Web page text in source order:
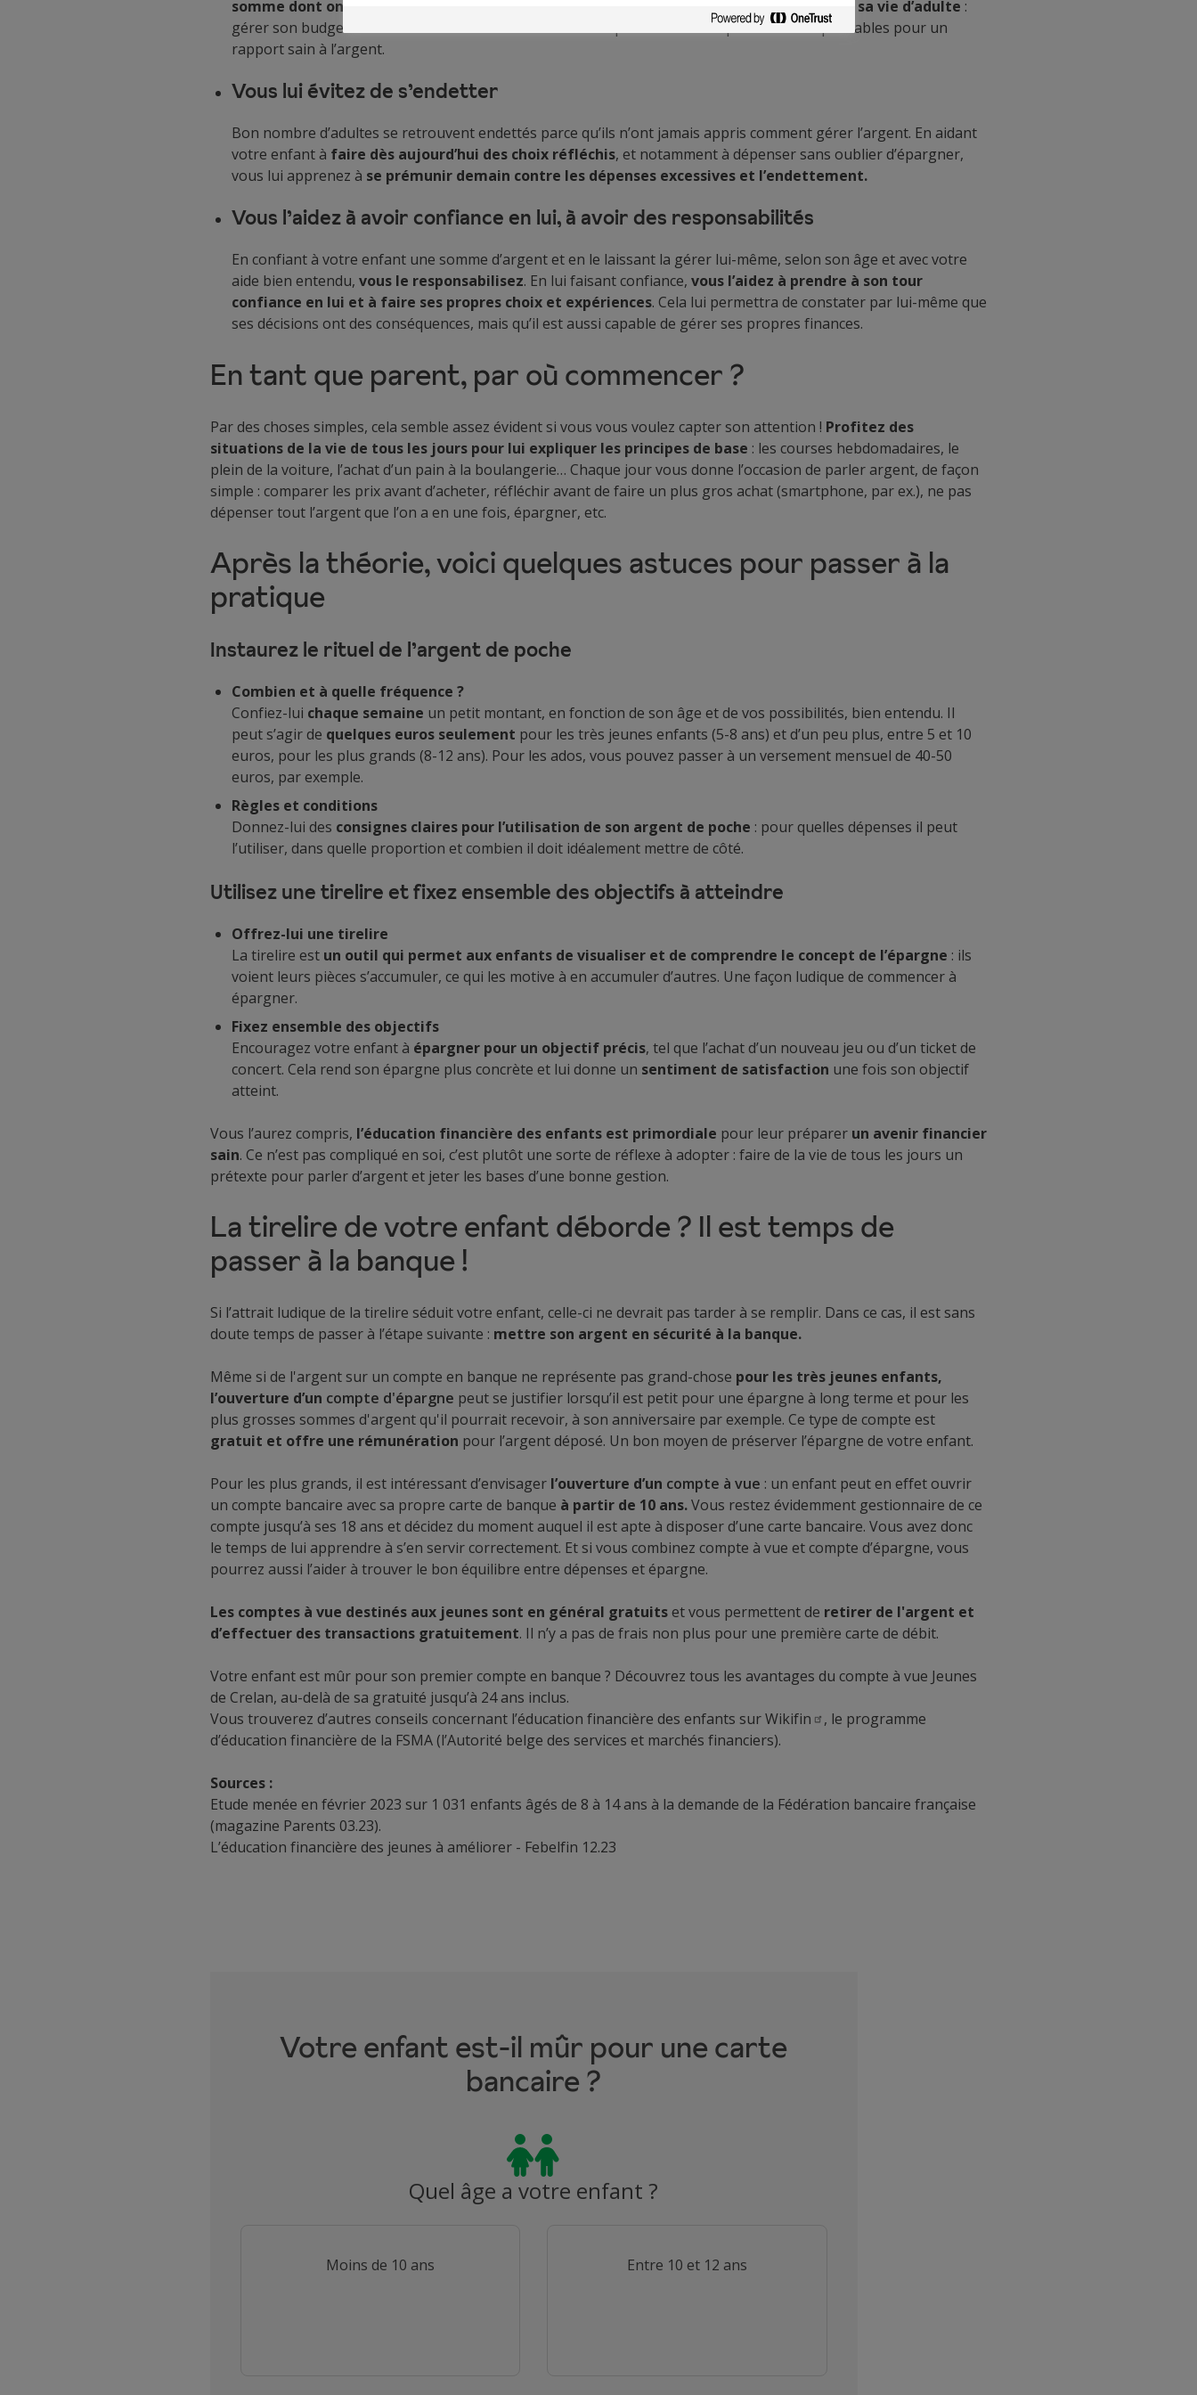
somme dont on dispose
permet de le préparer aux responsabilités qu’il aura dans sa vie d’adulte :
gérer son budget en fonction de ses revenus et de ses dépenses. Des compétences indispensables pour un
rapport sain à l’argent.
Vous lui évitez de s’endetter
Bon nombre d’adultes se retrouvent endettés parce qu’ils n’ont jamais appris comment gérer l’argent. En aidant
votre enfant à faire dès aujourd’hui des choix réfléchis, et notamment à dépenser sans oublier d’épargner,
vous lui apprenez à se prémunir demain contre les dépenses excessives et l’endettement.
Vous l’aidez à avoir confiance en lui, à avoir des responsabilités
En confiant à votre enfant une somme d’argent et en le laissant la gérer lui-même, selon son âge et avec votre
aide bien entendu, vous le responsabilisez. En lui faisant confiance, vous l’aidez à prendre à son tour
confiance en lui et à faire ses propres choix et expériences. Cela lui permettra de constater par lui-même que
ses décisions ont des conséquences, mais qu’il est aussi capable de gérer ses propres finances.
En tant que parent, par où commencer ?
Par des choses simples, cela semble assez évident si vous vous voulez capter son attention ! Profitez des
situations de la vie de tous les jours pour lui expliquer les principes de base : les courses hebdomadaires, le
plein de la voiture, l’achat d’un pain à la boulangerie… Chaque jour vous donne l’occasion de parler argent, de façon
simple : comparer les prix avant d’acheter, réfléchir avant de faire un plus gros achat (smartphone, par ex.), ne pas
dépenser tout l’argent que l’on a en une fois, épargner, etc.
Après la théorie, voici quelques astuces pour passer à la
pratique
Instaurez le rituel de l’argent de poche
Combien et à quelle fréquence ?
Confiez-lui chaque semaine un petit montant, en fonction de son âge et de vos possibilités, bien entendu. Il
peut s’agir de quelques euros seulement pour les très jeunes enfants (5-8 ans) et d’un peu plus, entre 5 et 10
euros, pour les plus grands (8-12 ans). Pour les ados, vous pouvez passer à un versement mensuel de 40-50
euros, par exemple.
Règles et conditions
Donnez-lui des consignes claires pour l’utilisation de son argent de poche : pour quelles dépenses il peut
l’utiliser, dans quelle proportion et combien il doit idéalement mettre de côté.
Utilisez une tirelire et fixez ensemble des objectifs à atteindre
Offrez-lui une tirelire
La tirelire est un outil qui permet aux enfants de visualiser et de comprendre le concept de l’épargne : ils
voient leurs pièces s’accumuler, ce qui les motive à en accumuler d’autres. Une façon ludique de commencer à
épargner.
Fixez ensemble des objectifs
Encouragez votre enfant à épargner pour un objectif précis, tel que l’achat d’un nouveau jeu ou d’un ticket de
concert. Cela rend son épargne plus concrète et lui donne un sentiment de satisfaction une fois son objectif
atteint.
Vous l’aurez compris, l’éducation financière des enfants est primordiale pour leur préparer un avenir financier
sain. Ce n’est pas compliqué en soi, c’est plutôt une sorte de réflexe à adopter : faire de la vie de tous les jours un
prétexte pour parler d’argent et jeter les bases d’une bonne gestion.
La tirelire de votre enfant déborde ? Il est temps de
passer à la banque !
Si l’attrait ludique de la tirelire séduit votre enfant, celle-ci ne devrait pas tarder à se remplir. Dans ce cas, il est sans
doute temps de passer à l’étape suivante : mettre son argent en sécurité à la banque.
Même si de l'argent sur un compte en banque ne représente pas grand-chose pour les très jeunes enfants,
l’ouverture d’un compte d'épargne peut se justifier lorsqu’il est petit pour une épargne à long terme et pour les
plus grosses sommes d'argent qu'il pourrait recevoir, à son anniversaire par exemple. Ce type de compte est
gratuit et offre une rémunération pour l’argent déposé. Un bon moyen de préserver l’épargne de votre enfant.
Pour les plus grands, il est intéressant d’envisager l’ouverture d’un compte à vue : un enfant peut en effet ouvrir
un compte bancaire avec sa propre carte de banque à partir de 10 ans.Vous restez évidemment gestionnaire de ce
compte jusqu’à ses 18 ans et décidez du moment auquel il est apte à disposer d’une carte bancaire. Vous avez donc
le temps de lui apprendre à s’en servir correctement. Et si vous combinez compte à vue et compte d’épargne, vous
pourrez aussi l’aider à trouver le bon équilibre entre dépenses et épargne.
Les comptes à vue destinés aux jeunes sont en général gratuitset vous permettent de retirer de l'argent et
d’effectuer des transactions gratuitement. Il n’y a pas de frais non plus pour une première carte de débit.
Votre enfant est mûr pour son premier compte en banque ? Découvrez tous les avantages du compte à vue Jeunes
de Crelan, au-delà de sa gratuité jusqu’à 24 ans inclus.
Vous trouverez d’autres conseils concernant l’éducation financière des enfants surWikifin
, le programme
d’éducation financière de la FSMA (l’Autorité belge des services et marchés financiers).
Sources :
Etude menée en février 2023 sur 1 031 enfants âgés de 8 à 14 ans à la demande de la Fédération bancaire française
(magazine Parents 03.23).
L’éducation financière des jeunes à améliorer - Febelfin 12.23
Votre enfant est-il mûr pour une carte
bancaire ?
Quel âge a votre enfant ?
Moins de 10 ans
Entre 10 et 12 ans